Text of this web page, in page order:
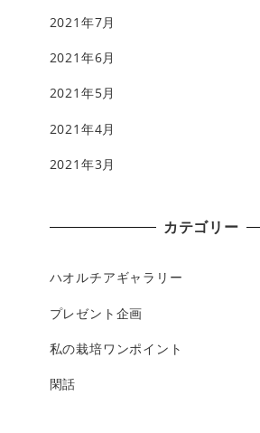
2021年7月
2021年6月
2021年5月
2021年4月
2021年3月
カテゴリー
ハオルチアギャラリー
プレゼント企画
私の栽培ワンポイント
閑話